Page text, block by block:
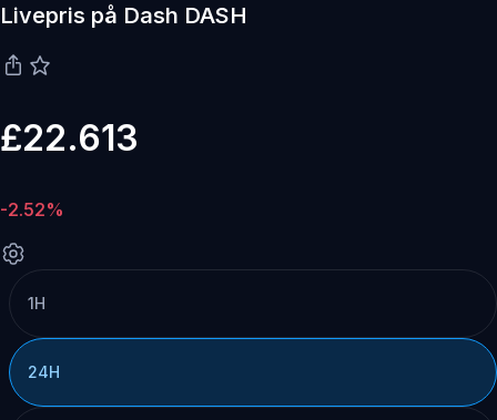
Livepris på Dash DASH
£22.613
-2.52%
1H
24H